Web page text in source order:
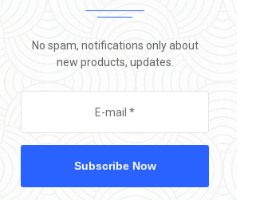
No spam, notifications only about
new products, updates.
Subscribe Now